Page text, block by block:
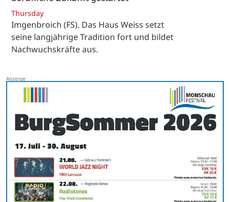
Thursday
Imgenbroich (FS). Das Haus Weiss setzt
seine langjährige Tradition fort und bildet
Nachwuchskräfte aus.